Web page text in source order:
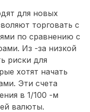
для новых
торговать с
по сравнению с
Из -за низкой
риски для
хотят начать
Эти счета
в 1/100 -м
валюты.